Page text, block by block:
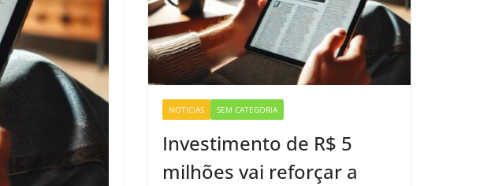
NOTICIAS SEM CATEGORIA
Investimento de R$ 5
milhões vai reforçar a